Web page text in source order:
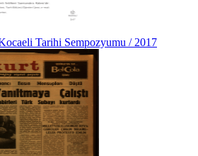
Tarihi Sempozyumu / 2017